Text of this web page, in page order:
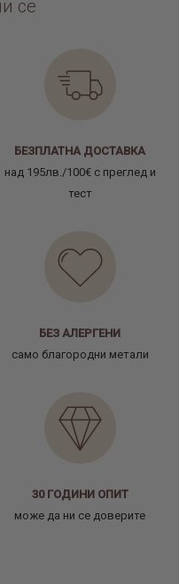
се
БЕЗПЛАТНА ДОСТАВКА
над 195лв./100€ с преглед и
тест
БЕЗ АЛЕРГЕНИ
само благородни метали
30 ГОДИНИ ОПИТ
може да ни се доверите